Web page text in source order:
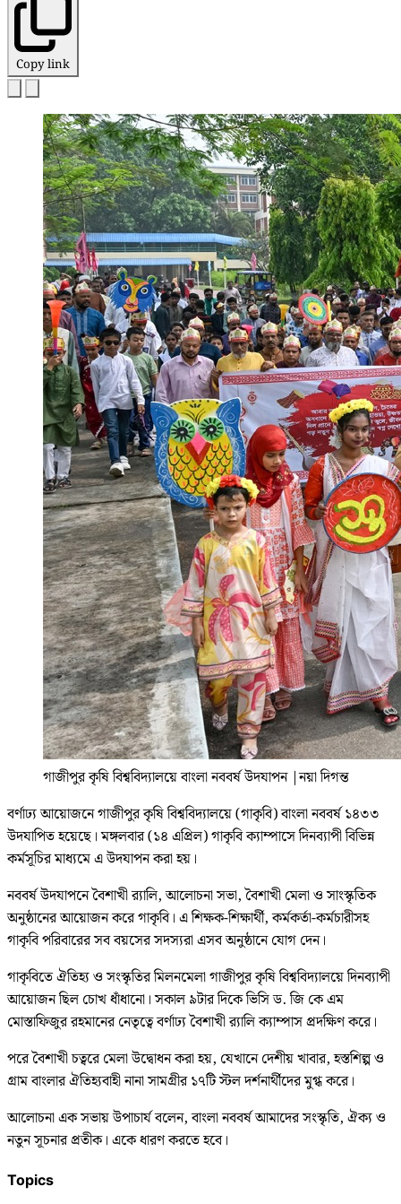
Copy link
গাজীপুর কৃষি বিশ্ববিদ্যালয়ে বাংলা নববর্ষ উদযাপন |নয়া দিগন্ত
বর্ণাঢ্য আয়োজনে গাজীপুর কৃষি বিশ্ববিদ্যালয়ে (গাকৃবি) বাংলা নববর্ষ ১৪৩৩
উদযাপিত হয়েছে। মঙ্গলবার (১৪ এপ্রিল) গাকৃবি ক্যাম্পাসে দিনব্যাপী বিভিন্ন
কর্মসূচির মাধ্যমে এ উদযাপন করা হয়।
নববর্ষ উদযাপনে বৈশাখী র‌্যালি, আলোচনা সভা, বৈশাখী মেলা ও সাংস্কৃতিক
অনুষ্ঠানের আয়োজন করে গাকৃবি। এ শিক্ষক-শিক্ষার্থী, কর্মকর্তা-কর্মচারীসহ
গাকৃবি পরিবারের সব বয়সের সদস্যরা এসব অনুষ্ঠানে যোগ দেন।
গাকৃবিতে ঐতিহ্য ও সংস্কৃতির মিলনমেলা গাজীপুর কৃষি বিশ্ববিদ্যালয়ে দিনব্যাপী
আয়োজন ছিল চোখ ধাঁধানো। সকাল ৯টার দিকে ভিসি ড. জি কে এম
মোস্তাফিজুর রহমানের নেতৃত্বে বর্ণাঢ্য বৈশাখী র‌্যালি ক্যাম্পাস প্রদক্ষিণ করে।
পরে বৈশাখী চত্বরে মেলা উদ্বোধন করা হয়, যেখানে দেশীয় খাবার, হস্তশিল্প ও
গ্রাম বাংলার ঐতিহ্যবাহী নানা সামগ্রীর ১৭টি স্টল দর্শনার্থীদের মুগ্ধ করে।
আলোচনা এক সভায় উপাচার্য বলেন, বাংলা নববর্ষ আমাদের সংস্কৃতি, ঐক্য ও
নতুন সূচনার প্রতীক। একে ধারণ করতে হবে।
Topics